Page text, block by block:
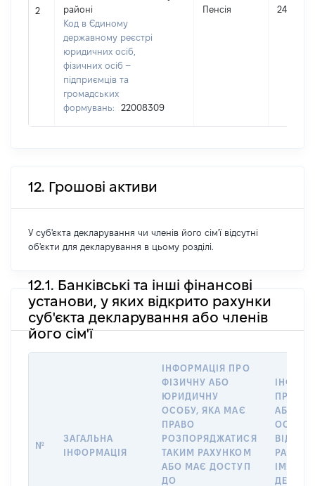
2
районі
Код в Єдиному
державному реєстрі
юридичних осіб,
фізичних осіб –
підприємців та
громадських
формувань:
22008309
Пенсія 24118
12. Грошові активи
У суб'єкта декларування чи членів його сім'ї відсутні
об'єкти для декларування в цьому розділі.
12.1. Банківські та інші фінансові
установи, у яких відкрито рахунки
суб'єкта декларування або членів
його сім'ї
№
ЗАГАЛЬНА
ІНФОРМАЦІЯ
ІНФОРМАЦІЯ ПРО
ФІЗИЧНУ АБО
ЮРИДИЧНУ
ОСОБУ, ЯКА МАЄ
ПРАВО
РОЗПОРЯДЖАТИСЯ
ТАКИМ РАХУНКОМ
АБО МАЄ ДОСТУП
ДО
ПРО
АБО
ОСОБУ,
ІМ’Я